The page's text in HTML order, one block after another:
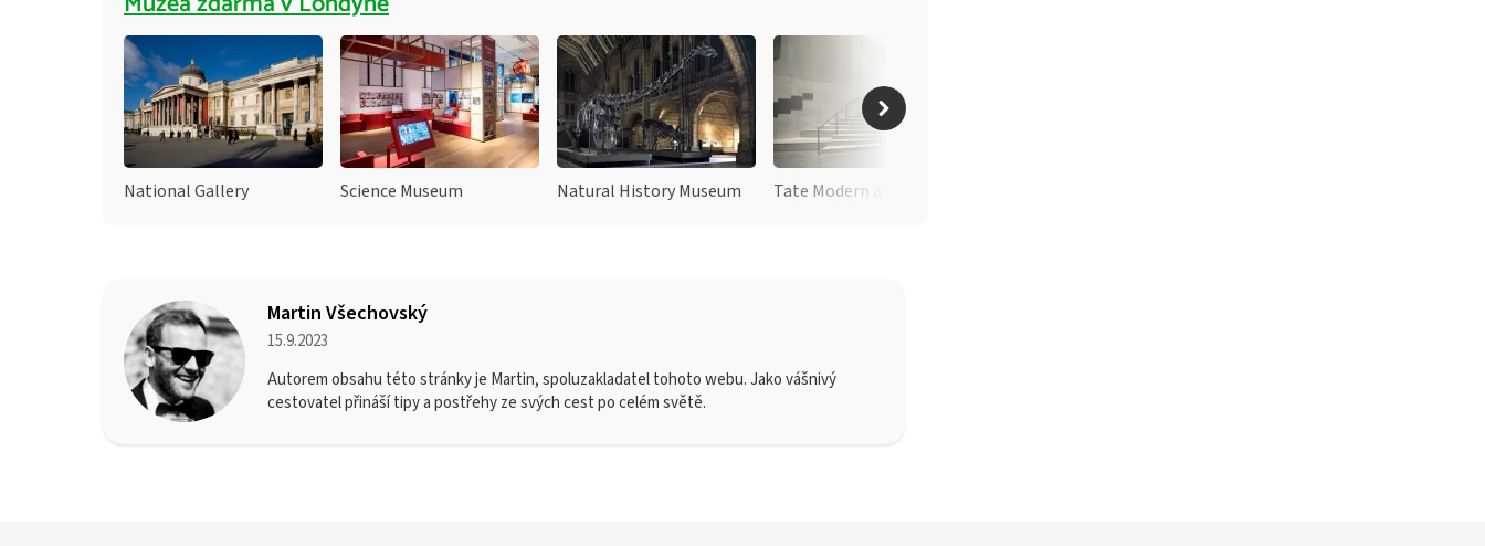
National Gallery Science Museum Natural History Museum
Martin Všechovský
15.9.2023
Autorem obsahu této stránky je Martin, spoluzakladatel tohoto webu. Jako vášnivý
cestovatel přináší tipy a postřehy ze svých cest po celém světě.